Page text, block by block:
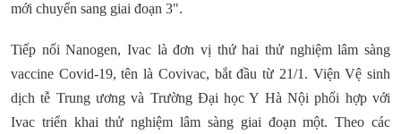
mới chuyển sang giai đoạn 3".
Tiếp nối Nanogen, Ivac là đơn vị thứ hai thử nghiệm lâm sàng
vaccine Covid-19, tên là Covivac, bắt đầu từ 21/1. Viện Vệ sinh
dịch tễ Trung ương và Trường Đại học Y Hà Nội phối hợp với
Ivac triển khai thử nghiệm lâm sàng giai đoạn một. Theo các